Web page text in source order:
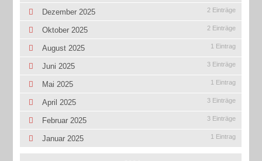
Dezember 2025 2 Einträge
Oktober 2025 2 Einträge
August 2025 1 Eintrag
Juni 2025 3 Einträge
Mai 2025 1 Eintrag
April 2025 3 Einträge
Februar 2025 3 Einträge
Januar 2025 1 Eintrag